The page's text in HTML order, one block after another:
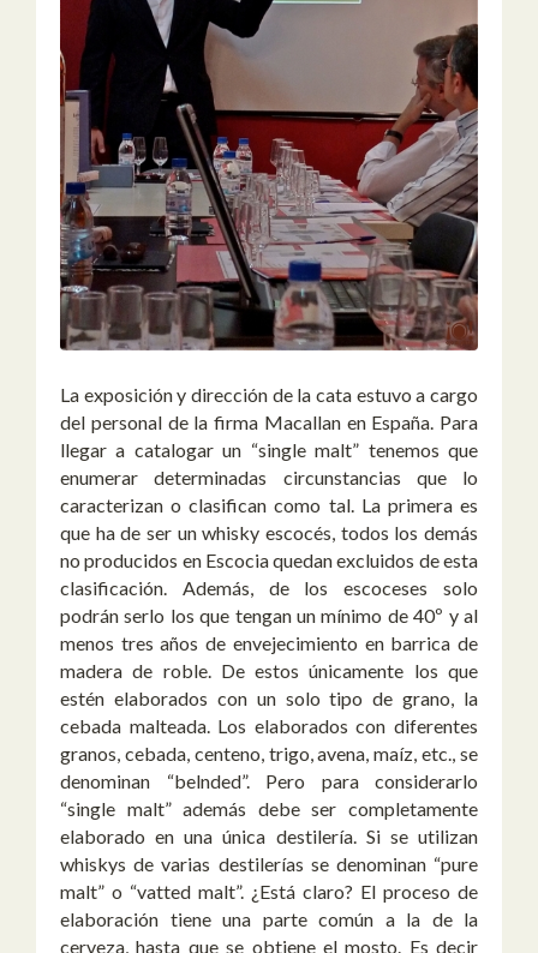
La exposición y dirección de la cata estuvo a cargo
del personal de la firma Macallan en España. Para
llegar a catalogar un “single malt” tenemos que
enumerar determinadas circunstancias que lo
caracterizan o clasifican como tal. La primera es
que ha de ser un whisky escocés, todos los demás
no producidos en Escocia quedan excluidos de esta
clasificación. Además, de los escoceses solo
podrán serlo los que tengan un mínimo de 40º y al
menos tres años de envejecimiento en barrica de
madera de roble. De estos únicamente los que
estén elaborados con un solo tipo de grano, la
cebada malteada. Los elaborados con diferentes
granos, cebada, centeno, trigo, avena, maíz, etc., se
denominan “belnded”. Pero para considerarlo
“single malt” además debe ser completamente
elaborado en una única destilería. Si se utilizan
whiskys de varias destilerías se denominan “pure
malt” o “vatted malt”. ¿Está claro? El proceso de
elaboración tiene una parte común a la de la
cerveza, hasta que se obtiene el mosto. Es decir